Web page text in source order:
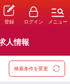
登録 ログイン メニュー
人情報
検索条件を変更